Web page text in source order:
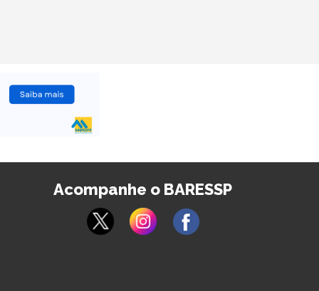
Acompanhe o BARESSP